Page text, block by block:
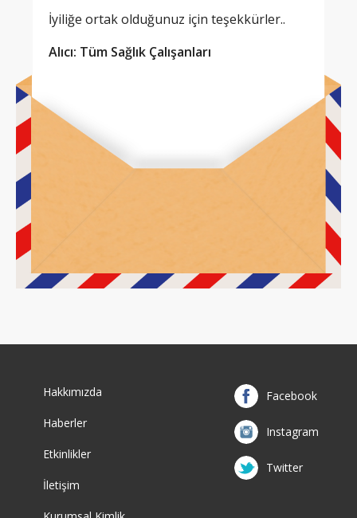
İyiliğe ortak olduğunuz için teşekkürler..
Alıcı: Tüm Sağlık Çalışanları
Hakkımızda
Haberler
Etkinlikler
İletişim
Facebook
Instagram
Twitter